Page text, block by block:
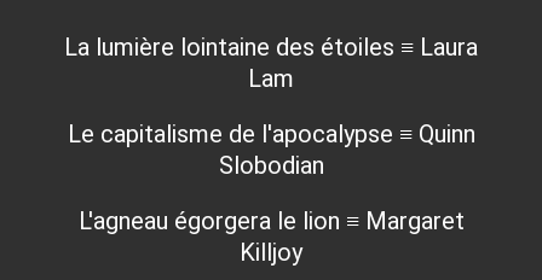
La lumière lointaine des étoiles ≡ Laura
Lam
Le capitalisme de l'apocalypse ≡ Quinn
Slobodian
L'agneau égorgera le lion ≡ Margaret
Killjoy